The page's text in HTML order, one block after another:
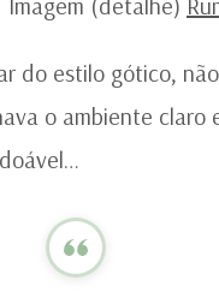
do estilo gótico,
o ambiente claro